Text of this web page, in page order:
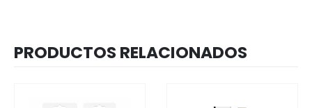
PRODUCTOS RELACIONADOS